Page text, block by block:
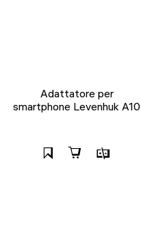
Adattatore per
smartphone Levenhuk A10